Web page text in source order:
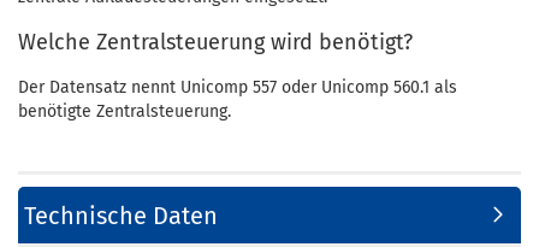
Welche Zentralsteuerung wird benötigt?
Der Datensatz nennt Unicomp 557 oder Unicomp 560.1 als
benötigte Zentralsteuerung.
Technische Daten